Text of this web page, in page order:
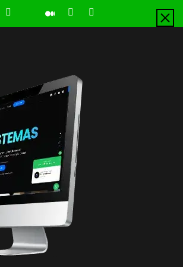
Youtube PinterestTiktok